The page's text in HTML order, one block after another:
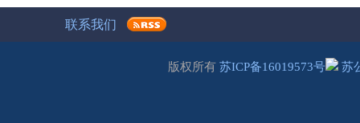
联系我们
版权所有 苏ICP备16019573号 苏